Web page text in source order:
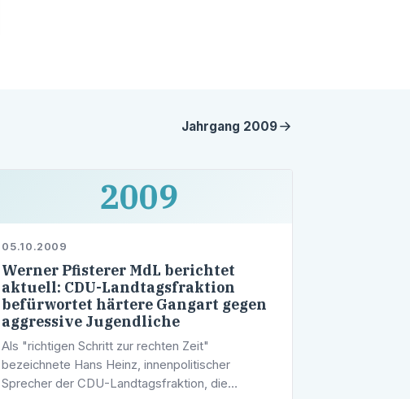
Jahrgang 2009
2009
05.10.2009
Werner Pfisterer MdL berichtet
aktuell: CDU-Landtagsfraktion
befürwortet härtere Gangart gegen
aggressive Jugendliche
Als "richtigen Schritt zur rechten Zeit"
bezeichnete Hans Heinz, innenpolitischer
Sprecher der CDU-Landtagsfraktion, die